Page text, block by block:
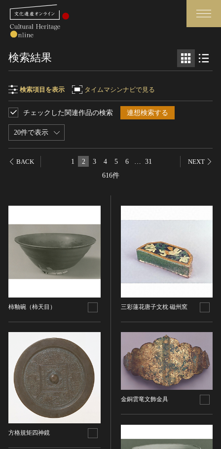
さらに詳細検索
トップ
作品一覧
世界遺産
無形文化遺産
動画で見る無形の文化財
媒体資料・関連記事等
博物館、美術館の皆さまへ
文化庁よりご挨拶
このサイトについて
関連サイトリンク
文化遺産データベース
国指定文化財等データベース
検索結果
検索項目を表示 タイムマシンナビで見る
20件で表示
チェックした関連作品の検索 連想検索する
BACK
616件
1 2 3 4 5 6 31 NEXT
柿釉碗（柿天目）
方格規矩四神鏡
三彩蓮花唐子文枕 磁州窯
金銅雲竜文飾金具
検索項目
フリーワード
時代
宋 [中国]
縄文 [日本]
弥生 [日本]
飛鳥 [日本]
奈良 [日本]
平安 [日本]
鎌倉 [日本]
南北朝 [日本]
室町 [日本]
安土・桃山 [日本]
分野
建造物
宗教建築
城郭建築
住居建築
近世以前その他
近代その他
絵画
日本画
所在地（都道府県）
所在地（都道府県）を選択
所在地（市区町村）
所在地（市区町村）を選択